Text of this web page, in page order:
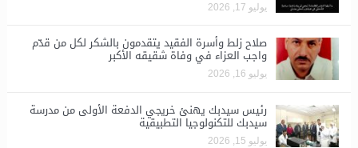
يوليو 17, 2026
صلاح زلط وأسرة الفقيد يتقدمون بالشكر لكل من قدّم
واجب العزاء في وفاة شقيقه الأكبر
يوليو 16, 2026
رئيس سيدبك يهنئ خريجي الدفعة الأولى من مدرسة
سيدبك للتكنولوجيا التطبيقية
يوليو 15, 2026